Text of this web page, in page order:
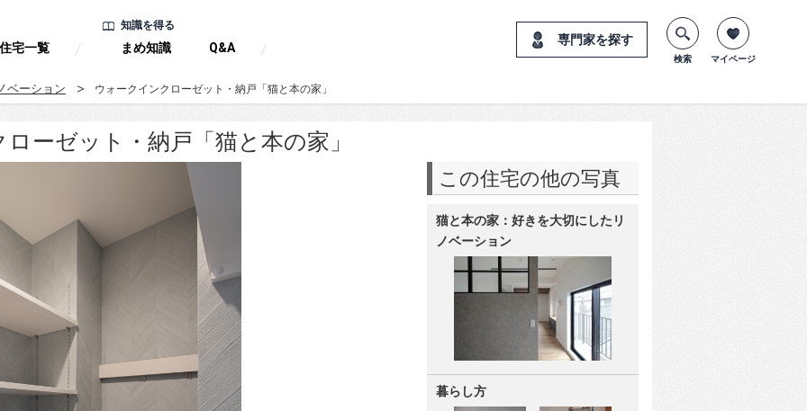
宅一覧
知識を得る
まめ知識 Q&A
専門家を探す
検索 マイページ
ベーション ウォークインクローゼット・納戸「猫と本の家」
ーゼット・納戸「猫と本の家」
この住宅の他の写真
猫と本の家：好きを大切にしたリ
ノベーション
暮らし方